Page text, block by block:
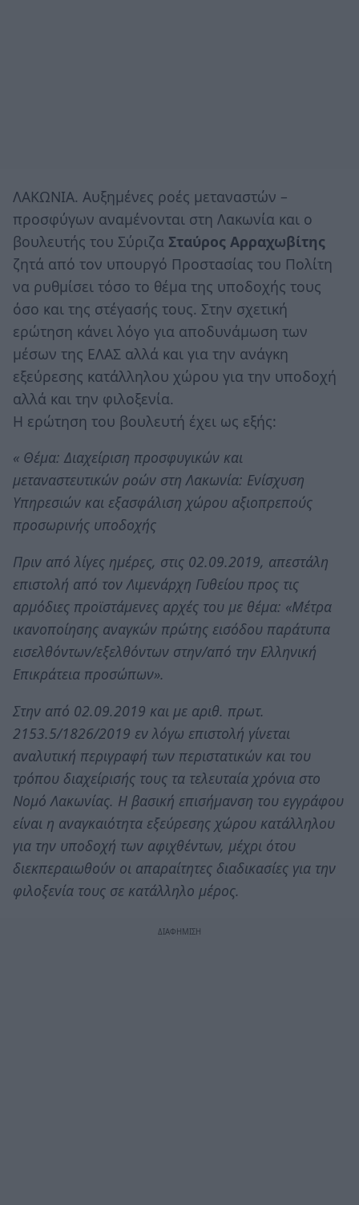
ΛΑΚΩΝΙΑ. Αυξημένες ροές μεταναστών –
προσφύγων αναμένονται στη Λακωνία και ο
βουλευτής του Σύριζα Σταύρος Αρραχωβίτης
ζητά από τον υπουργό Προστασίας του Πολίτη
να ρυθμίσει τόσο το θέμα της υποδοχής τους
όσο και της στέγασής τους. Στην σχετική
ερώτηση κάνει λόγο για αποδυνάμωση των
μέσων της ΕΛΑΣ αλλά και για την ανάγκη
εξεύρεσης κατάλληλου χώρου για την υποδοχή
αλλά και την φιλοξενία.
Η ερώτηση του βουλευτή έχει ως εξής:
« Θέμα: Διαχείριση προσφυγικών και
μεταναστευτικών ροών στη Λακωνία: Ενίσχυση
Υπηρεσιών και εξασφάλιση χώρου αξιοπρεπούς
προσωρινής υποδοχής
Πριν από λίγες ημέρες, στις 02.09.2019, απεστάλη
επιστολή από τον Λιμενάρχη Γυθείου προς τις
αρμόδιες προϊστάμενες αρχές του με θέμα: «Μέτρα
ικανοποίησης αναγκών πρώτης εισόδου παράτυπα
εισελθόντων/εξελθόντων στην/από την Ελληνική
Επικράτεια προσώπων».
Στην από 02.09.2019 και με αριθ. πρωτ.
2153.5/1826/2019 εν λόγω επιστολή γίνεται
αναλυτική περιγραφή των περιστατικών και του
τρόπου διαχείρισής τους τα τελευταία χρόνια στο
Νομό Λακωνίας. Η βασική επισήμανση του εγγράφου
είναι η αναγκαιότητα εξεύρεσης χώρου κατάλληλου
για την υποδοχή των αφιχθέντων, μέχρι ότου
διεκπεραιωθούν οι απαραίτητες διαδικασίες για την
φιλοξενία τους σε κατάλληλο μέρος.